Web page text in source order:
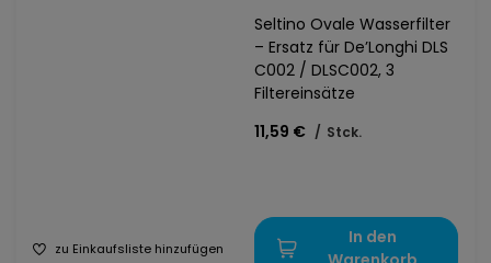
Seltino Ovale Wasserfilter
– Ersatz für De’Longhi DLS
C002 / DLSC002, 3
Filtereinsätze
11,59 € / Stck.
zu Einkaufsliste hinzufügen
In den